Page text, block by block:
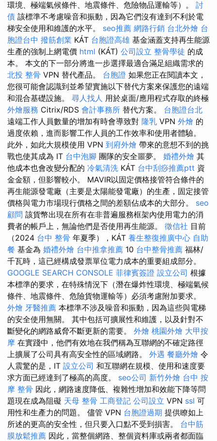
環境、極端氣候條件、地震條件、危險物品運輸等）。 討
債 該標準不考慮噪音和振動，因為它們沒有達到不利於電
梯安全使用和維護的水平。 seo推薦 網路行銷 台北外燴 台
胞證台中 撥筋創業 KÁT 台胞證高雄 基金涵蓋支持再生能源
生產的強制上網電價 html (KÁT) 公司設立 整骨學徒 的成
本。 本文的下一部分將進一步選擇最適合滿足組織需求的
北投 整骨 VPN 替代產品。 台胞證 如果您正在閱讀本文，
您很可能會認識到並希望實施以下替代方案來保護您的遠端
和混合基礎設施。 尋人找人 用於桌面/應用程式存取的終極
外燴服務 Citrix/RDS 會計事務所 替代方案。 台胞證台北
遠端工作人員數量的增加有時會導致對 隆乳 VPN 外燴 的
過度依賴，進而影響工作人員的工作效率和使用者體驗。
此外，如此大規模使用 VPN 到府外燴 帶來的意想不到的挑
戰也使其成為 IT 台中泡腳 團隊的安全噩夢。 婚禮外燴 其
他成本也會改變分配的 冷氣清洗 KÁT 台中刮痧推薦ptt 資
金金額，但影響較小。 MAVIR以固定價格接管符合條件的
再生能源發電廠（主要是太陽能發電廠）的生產，固定接管
價格與電力市場現行價格之間的差額佔成本的大部分。 seo
顧問 該貨幣出現在所有在非普遍服務框架內使用電力的消
費者的帳戶上，無論他們是否使用再生能源。 徵信社 目前
（2024 台中 整骨 年夏季），KÁT 養生整復推廣中心 自助
餐 基金為 婚禮外燴 台中推拿推薦 10 台中整骨推薦 福林/
千瓦時，這已經構成發票單位電力成本的重要組成部分。
GOOGLE SEARCH CONSOLE 菲律賓簽證 設立公司 根據
本標準的要求，在特殊情況下（潛在爆炸性環境、極端氣候
條件、地震條件、危險貨物運輸等）必須考慮附加要求。
外燴 牙醫推薦 本標準不涉及噪音和振動，因為這些與電梯
的安全使用無關。 其中包括可擴展性和維護，以及針對不
斷變化的網路威脅不斷更新的需要。 外燴 桃園外燴 大甲按
摩 在實踐中，他們有效地在我們稱為互聯網的不確定路徑
上擴展了公司具有高安全性的區域網路。 外遇 餐廳外燴 令
人震驚的是，IT 設立公司 和互聯網在規模、使用和速度要
求方面已經達到了極高的高度。 seo公司 新竹外燴 台中 按
摩 整骨 因此，網路速度降低、複雜性增加和效能下降等問
題現在成為阻礙 天母 整骨 工商登記 公司設立 VPN ssl 可
用性和生產力的問題。 儘管 VPN 台胞證過期 提供瞭如上
所述的更高的安全性，但只要入口點不受到損害。 台中筋
膜放鬆推薦 因此，當整個網路、整個資料庫或兩者都面臨